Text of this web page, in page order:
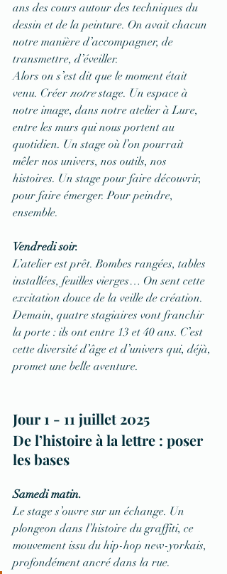
ans des cours autour des techniques du
dessin et de la peinture. On avait chacun
notre manière d’accompagner, de
transmettre, d’éveiller.
Alors on s’est dit que le moment était
venu. Créer notre stage. Un espace à
notre image, dans notre atelier à Lure,
entre les murs qui nous portent au
quotidien. Un stage où l’on pourrait
mêler nos univers, nos outils, nos
histoires. Un stage pour faire découvrir,
pour faire émerger. Pour peindre,
ensemble.
Vendredi soir.
L’atelier est prêt. Bombes rangées, tables
installées, feuilles vierges… On sent cette
excitation douce de la veille de création.
Demain, quatre stagiaires vont franchir
la porte : ils ont entre 13 et 40 ans. C’est
cette diversité d’âge et d’univers qui, déjà,
promet une belle aventure.
Jour 1 - 11 juillet 2025
De l’histoire à la lettre : poser
les bases
Samedi matin.
Le stage s’ouvre sur un échange. Un
plongeon dans l’histoire du graffiti, ce
mouvement issu du hip-hop new-yorkais,
profondément ancré dans la rue.